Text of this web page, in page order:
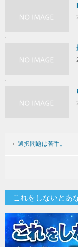
選択問題は苦手。
これをしないとあ